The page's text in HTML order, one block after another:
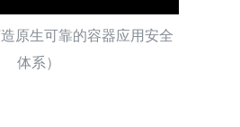
造原生可靠的容器应用安全
体系）